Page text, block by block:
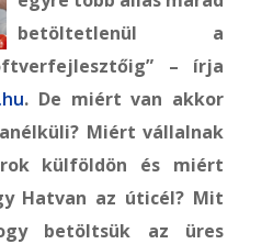
betöltetlenül a
– írja
. De miért van akkor
Miért vállalnak
külföldön és miért
Hatvan az úticél? Mit
betöltsük az üres